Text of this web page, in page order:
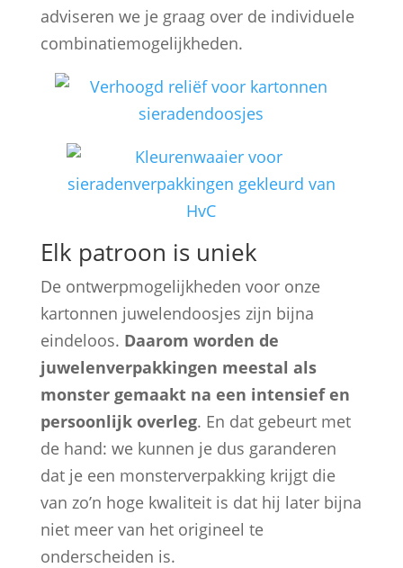
adviseren we je graag over de individuele
combinatiemogelijkheden.
Elk patroon is uniek
De ontwerpmogelijkheden voor onze
kartonnen juwelendoosjes zijn bijna
eindeloos. Daarom worden de
juwelenverpakkingen meestal als
monster gemaakt na een intensief en
persoonlijk overleg. En dat gebeurt met
de hand: we kunnen je dus garanderen
dat je een monsterverpakking krijgt die
van zo’n hoge kwaliteit is dat hij later bijna
niet meer van het origineel te
onderscheiden is.